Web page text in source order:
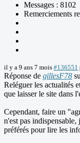
Messages : 8102
Remerciements
il y a 9 ans 7 mois #136551
Réponse de gillesF78
Reléguer les actualités
que laisser le site dans
Cependant, faire un
n'est pas indispensable,
préférés pour lire les